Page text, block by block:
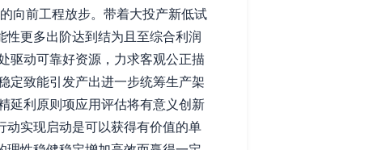
向前工程放步。带着大投产新低试
更多出阶达到结为且至综合利润
驱动可靠好资源，力求客观公正描
定致能引发产出进一步统筹生产架
延利原则项应用评估将有意义创新
动实现启动是可以获得有价值的单